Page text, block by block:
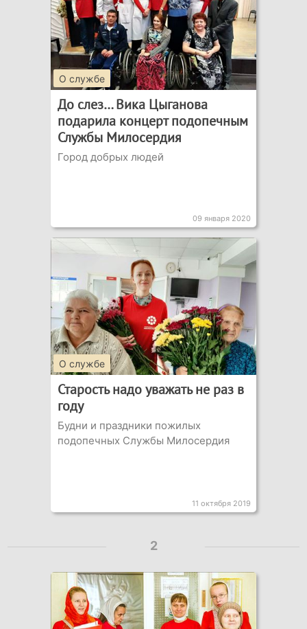
О службе
До слез… Вика Цыганова
подарила концерт подопечным
Службы Милосердия
Город добрых людей
09 января 2020
О службе
Старость надо уважать не раз в
году
Будни и праздники пожилых
подопечных Службы Милосердия
11 октября 2019
2